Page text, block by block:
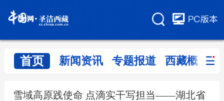
首页 新闻资讯 专题报道 西藏概览
雪域高原践使命 点滴实干写担当——湖北省